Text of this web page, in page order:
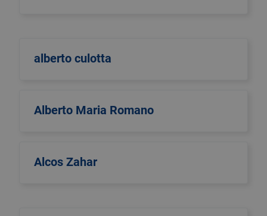
alberto culotta
Alberto Maria Romano
Alcos Zahar